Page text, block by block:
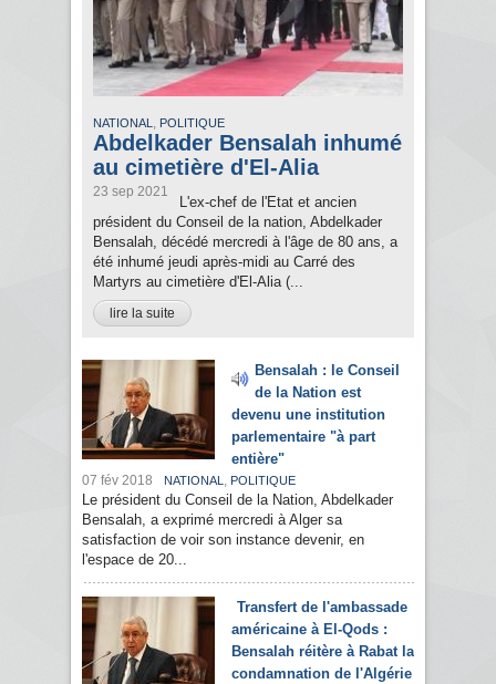
NATIONAL , POLITIQUE
Abdelkader Bensalah inhumé
au cimetière d'El-Alia
23 sep 2021
L'ex-chef de l'Etat et ancien
président du Conseil de la nation, Abdelkader
Bensalah, décédé mercredi à l'âge de 80 ans, a
été inhumé jeudi après-midi au Carré des
Martyrs au cimetière d'El-Alia (...
lire la suite
Bensalah : le Conseil
de la Nation est
devenu une institution
parlementaire "à part
entière"
07 fév 2018 NATIONAL , POLITIQUE
Le président du Conseil de la Nation, Abdelkader
Bensalah, a exprimé mercredi à Alger sa
satisfaction de voir son instance devenir, en
l'espace de 20...
Transfert de l'ambassade
américaine à El-Qods :
Bensalah réitère à Rabat la
condamnation de l'Algérie